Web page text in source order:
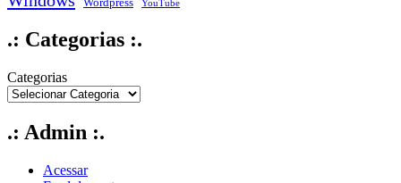
YouTube
.: Categorias :.
Categorias
.: Admin :.
Acessar